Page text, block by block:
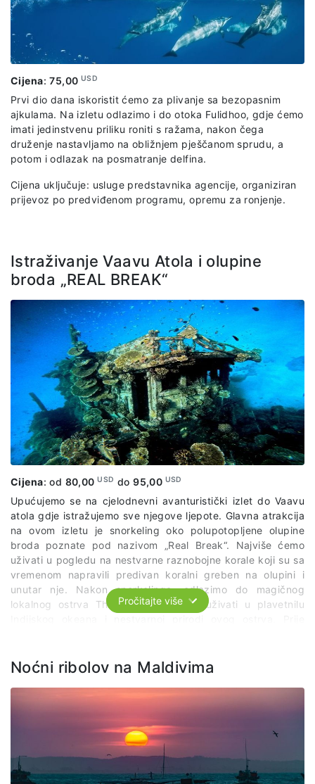
Cijena:75,00 USD
Prvi dio dana iskoristit ćemo za plivanje sa bezopasnim
ajkulama. Na izletu odlazimo i do otoka Fulidhoo, gdje ćemo
imati jedinstvenu priliku roniti s ražama, nakon čega
druženje nastavljamo na obližnjem pješčanom sprudu, a
potom i odlazak na posmatranje delfina.
Cijena uključuje: usluge predstavnika agencije, organiziran
prijevoz po predviđenom programu, opremu za ronjenje.
Istraživanje Vaavu Atola i olupine
broda „REAL BREAK“
Cijena: od 80,00USD do95,00 USD
Upućujemo se na cjelodnevni avanturistički izlet do Vaavu
atola gdje istražujemo sve njegove ljepote. Glavna atrakcija
na ovom izletu je snorkeling oko polupotopljene olupine
broda poznate pod nazivom „Real Break“. Najviše ćemo
uživati u pogledu na nestvarne raznobojne korale koji su sa
vremenom napravili predivan koralni greben na olupini i
unutar nje. Nakon snorkelinga, odlazimo do magičnog
lokalnog ostrva Thinadoo gde ćemo uživati u plavetnilu
po predviđenom itinereru, lokalnog vodiča, ručak, opremu
Pročitajte više
Noćni ribolov na Maldivima